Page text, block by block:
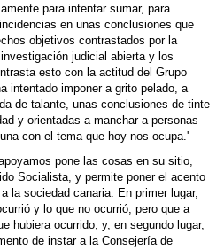
para intentar sumar, para
en unas conclusiones que
objetivos contrastados por la
judicial abierta y los
esto con la actitud del Grupo
intentado imponer a grito pelado, a
de talante, unas conclusiones de tinte
y orientadas a manchar a personas
con el tema que hoy nos ocupa.'
pone las cosas en su sitio,
Socialista, y permite poner el acento
la sociedad canaria. En primer lugar,
y lo que no ocurrió, pero que a
hubiera ocurrido; y, en segundo lugar,
de instar a la Consejería de